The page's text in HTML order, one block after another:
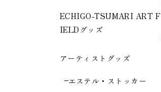
ECHIGO-TSUMARI ART F
IELDグッズ
アーティストグッズ
エステル・ストッカー